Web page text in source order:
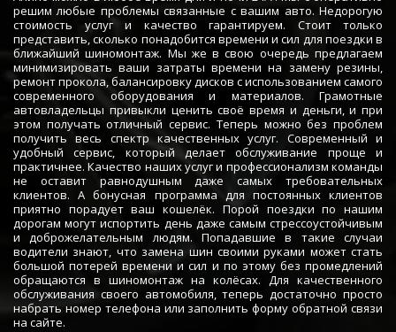
решим любые проблемы связанные с вашим авто. Недорогую
стоимость услуг и качество гарантируем. Стоит только
представить, сколько понадобится времени и сил для поездки в
ближайший шиномонтаж. Мы же в свою очередь предлагаем
минимизировать ваши затраты времени на замену резины,
ремонт прокола, балансировку дисков с использованием самого
современного оборудования и материалов. Грамотные
автовладельцы привыкли ценить своё время и деньги, и при
этом получать отличный сервис. Теперь можно без проблем
получить весь спектр качественных услуг. Современный и
удобный сервис, который делает обслуживание проще и
практичнее. Качество наших услуг и профессионализм команды
не оставит равнодушным даже самых требовательных
клиентов. А бонусная программа для постоянных клиентов
приятно порадует ваш кошелёк. Порой поездки по нашим
дорогам могут испортить день даже самым стрессоустойчивым
и доброжелательным людям. Попадавшие в такие случаи
водители знают, что замена шин своими руками может стать
большой потерей времени и сил и по этому без промедлений
обращаются в шиномонтаж на колёсах. Для качественного
обслуживания своего автомобиля, теперь достаточно просто
набрать номер телефона или заполнить форму обратной связи
на сайте.